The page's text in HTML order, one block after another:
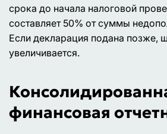
срока до начала налоговой
составляет 50% от суммы
Если декларация подана позже,
увеличивается.
финансовая